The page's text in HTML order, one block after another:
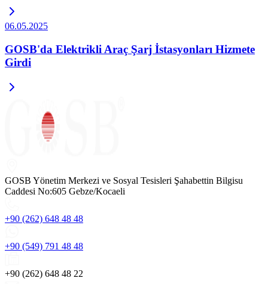
06.05.2025
GOSB'da Elektrikli Araç Şarj İstasyonları Hizmete
Girdi
GOSB Yönetim Merkezi ve Sosyal Tesisleri Şahabettin Bilgisu
Caddesi No:605 Gebze/Kocaeli
+90 (262) 648 48 48
+90 (549) 791 48 48
+90 (262) 648 48 22